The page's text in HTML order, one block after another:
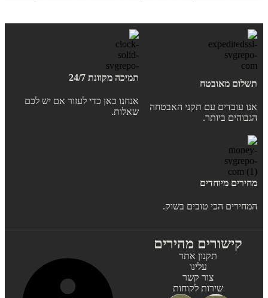
תשלום מאובטח
אנו עובדים עם תקני האבטחה
הגבוהים ביותר.
תמיכה מקוונת 24/7
אנחנו כאן כדי לעזור אם יש לכם
שאלות.
מחירים מיוחדים
המחירים הכי טובים בשוק.
קישורים מהירים
תקנון אתר
עלינו
צור קשר
שירות לקוחות